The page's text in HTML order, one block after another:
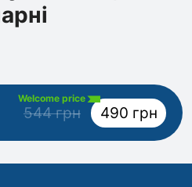
Welcome price
544 грн 490 грн